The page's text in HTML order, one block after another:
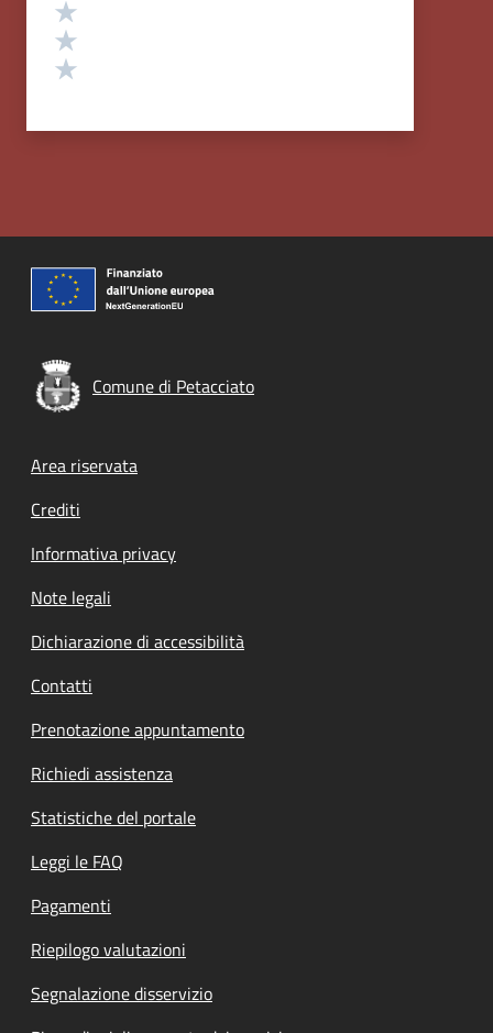
Comune di Petacciato
Footer menu
Area riservata
Crediti
Informativa privacy
Note legali
Dichiarazione di accessibilità
Contatti
Prenotazione appuntamento
Richiedi assistenza
Statistiche del portale
Leggi le FAQ
Pagamenti
Riepilogo valutazioni
Segnalazione disservizio